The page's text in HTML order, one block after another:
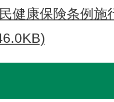
健康保険条例施